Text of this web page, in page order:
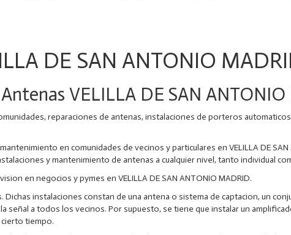
DE SAN ANTONIO
VELILLA DE SAN
reparaciones de antenas, instalaciones de porteros
en comunidades de vecinos y particulares en VELILLA DE
y mantenimiento de antenas a cualquier nivel, tanto individual
en negocios y pymes en VELILLA DE SAN ANTONIO MADRID.
Dichas instalaciones constan de una antena o sistema de captacion, un
señal a todos los vecinos. Por supuesto, se tiene que instalar un
cierto tiempo.